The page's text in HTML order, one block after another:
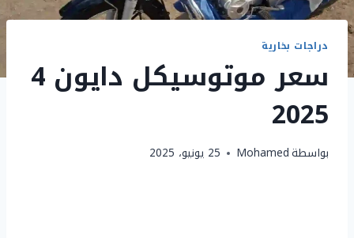
دراجات بخارية
سعر موتوسيكل دايون 4
2025
بواسطةMohamed 25 يونيو، 2025